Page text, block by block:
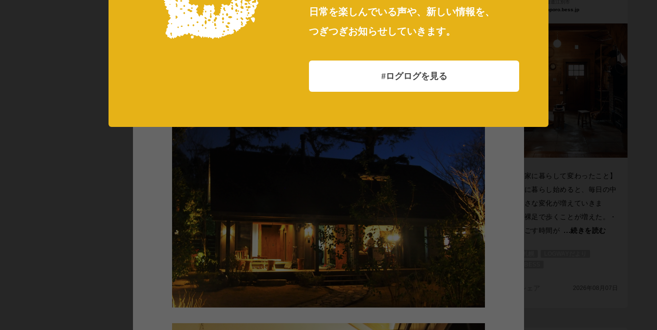
sapporo.bess.jp
【木の家に暮らして変わったこと】
木の家に暮らし始めると、毎日の中
に、小さな変化が増えていきま
す。・裸足で歩くことが増えた。・
家で過ごす時間が ...続きを読む
2026年08月07日
BESS新潟
niigata.bess.jp
《風のログ 完成！》あれから約2
か月。ついに「風のログ」のお引渡
しを迎えました。青空を突き抜ける
ようにたたずむ、深い軒「キャンテ
BESS新潟
LOGWAYだより
施工事例
BESSの家
全国のBESS
木の家ライフ
シェア 2026年08月07日
BESS博多
【お盆休み期間中も通常通り営業し
ています！】夏の陽射しと、心地い
い木の香り。外のウッドデッキに腰
掛けて冷たいドリンクを飲んだり、
広々としたロ
...続きを読む
LOGWAYだより
BESSの家
全国のBESS
BESS北九州
日常を楽しんでいる声や、新しい情報を、
つぎつぎお知らせしていきます。
#ログログを見る
BESSユーザーの方、来場されたお客さん同士が、
「暮らし」をテーマに繋がったり、